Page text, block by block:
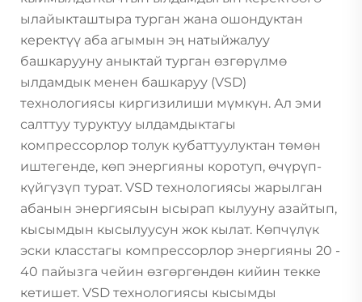
ылайыкташтыра турган жана ошондуктан
керектүү аба агымын эң натыйжалуу
башкарууну аныктай турган өзгөрүлмө
ылдамдык менен башкаруу (VSD)
технологиясы киргизилиши мүмкүн. Ал эми
салттуу туруктуу ылдамдыктагы
компрессорлор толук кубаттуулуктан төмөн
иштегенде, көп энергияны коротуп, өчүрүп-
күйгүзүп турат. VSD технологиясы жарылган
абанын энергиясын ысырап кылууну азайтып,
кысымдын кысылуусун жок кылат. Көпчүлүк
эски класстагы компрессорлор энергияны 20 -
40 пайызга чейин өзгөргөндөн кийин текке
кетишет. VSD технологиясы кысымды